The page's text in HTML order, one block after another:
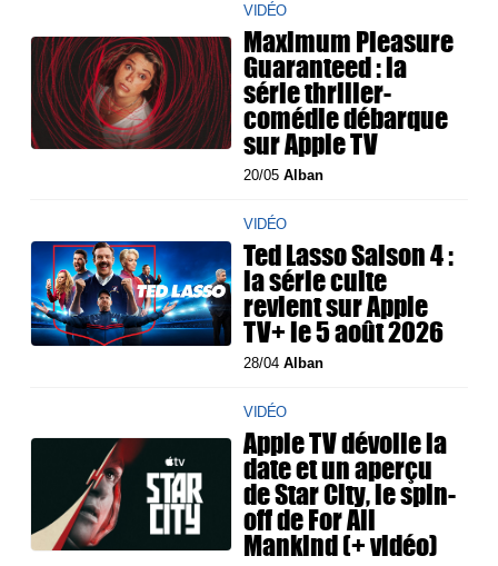
VIDÉO
Maximum Pleasure
Guaranteed : la
série thriller-
comédie débarque
sur Apple TV
20/05Alban
VIDÉO
Ted Lasso Saison 4 :
la série culte
revient sur Apple
TV+ le 5 août 2026
28/04Alban
VIDÉO
Apple TV dévoile la
date et un aperçu
de Star City, le spin-
off de For All
Mankind (+ vidéo)